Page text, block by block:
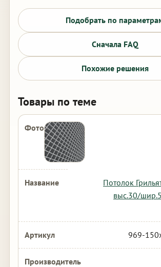
Подобрать по
Сначала FAQ
Похожие решения
Товары по теме
Потолок
выс.30/
969-